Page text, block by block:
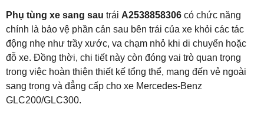
Phụ tùng xe sang sau trái A2538858306 có chức năng
chính là bảo vệ phần cản sau bên trái của xe khỏi các tác
động nhẹ như trầy xước, va chạm nhỏ khi di chuyển hoặc
đỗ xe. Đồng thời, chi tiết này còn đóng vai trò quan trọng
trong việc hoàn thiện thiết kế tổng thể, mang đến vẻ ngoài
sang trọng và đẳng cấp cho xe Mercedes-Benz
GLC200/GLC300.